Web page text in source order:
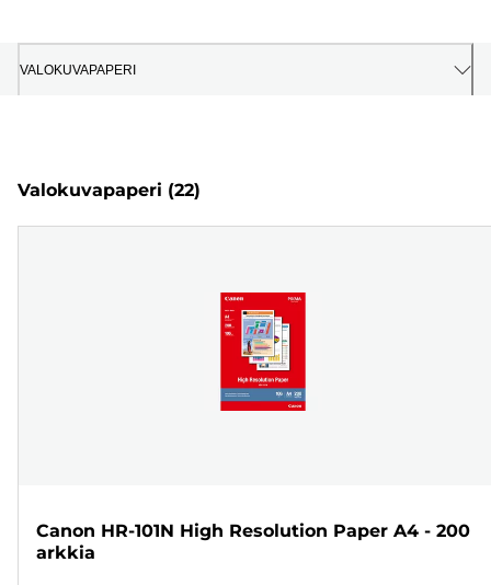
VALOKUVAPAPERI
Valokuvapaperi (22)
Canon HR-101N High Resolution Paper A4 - 200
arkkia